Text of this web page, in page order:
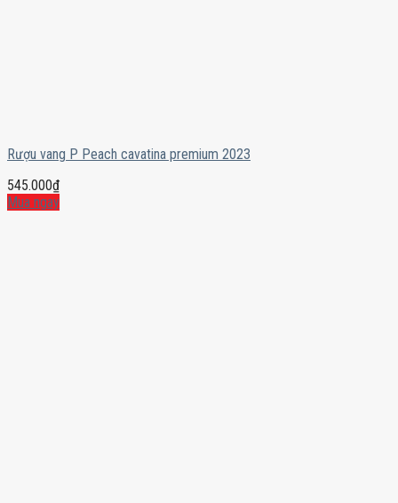
Rượu vang P Peach cavatina premium 2023
545.000₫
Mua ngay